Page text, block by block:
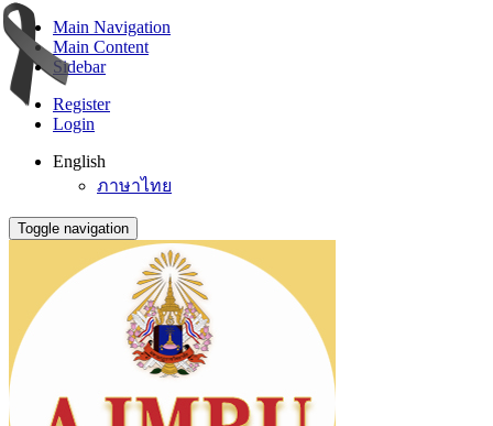
Main Navigation
Main Content
Sidebar
Register
Login
English
ภาษาไทย
Toggle navigation